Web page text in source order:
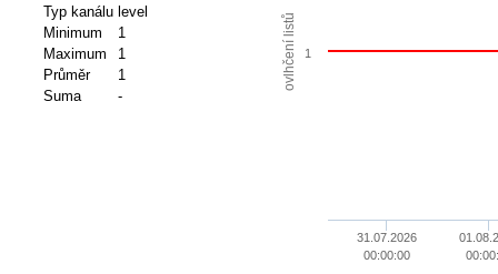
Typ kanálu level
Minimum
1
Maximum
1
Průměr
1
Suma
-
ovlhčení listů
31.07.2026
00:00:00
1